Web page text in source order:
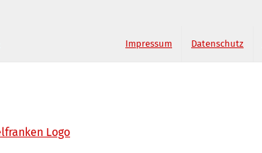
Impressum Datenschutz